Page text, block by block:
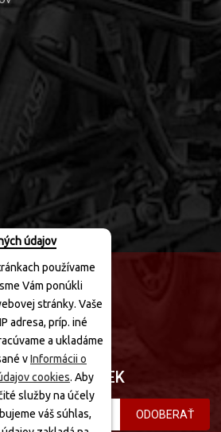
údajov
používame
Vám ponúkli
stránky. Vaše
adresa, príp. iné
a ukladáme
vInformácii o
cookies. Aby
služby na účely
váš súhlas,
NOVINIEK
ODOBERAŤ